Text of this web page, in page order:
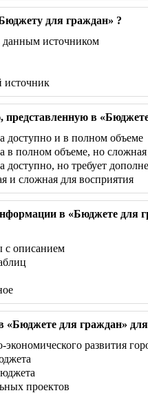
для граждан» ?
данным источником
источник
в
доступно и в полном объеме
в полном объеме, но сложная
доступно, но требует
и сложная для восприятия
в «Бюджете для
с описанием
для граждан» для
экономического развития
проектов